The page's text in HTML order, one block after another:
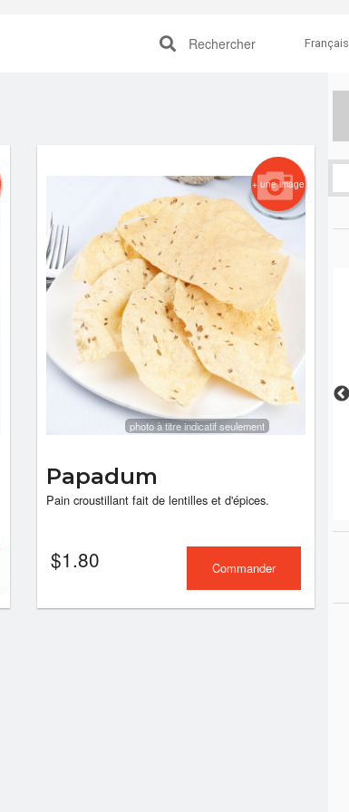
Français
English
Rechercher
+ une image
photo à titre indicatif seulement
Papadum
Pain croustillant fait de lentilles et d'épices.
$1.80 Commander